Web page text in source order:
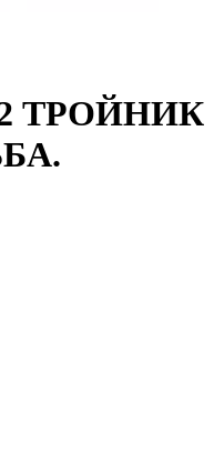
2 ТРОЙНИК